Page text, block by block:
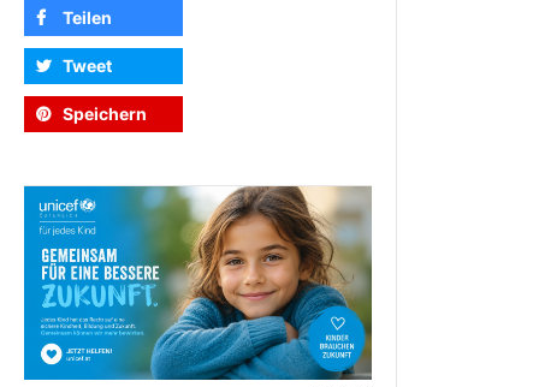
Teilen
Tweet
Speichern